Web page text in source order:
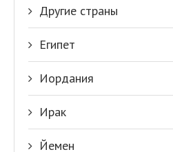
Другие страны
Египет
Иордания
Ирак
Йемен